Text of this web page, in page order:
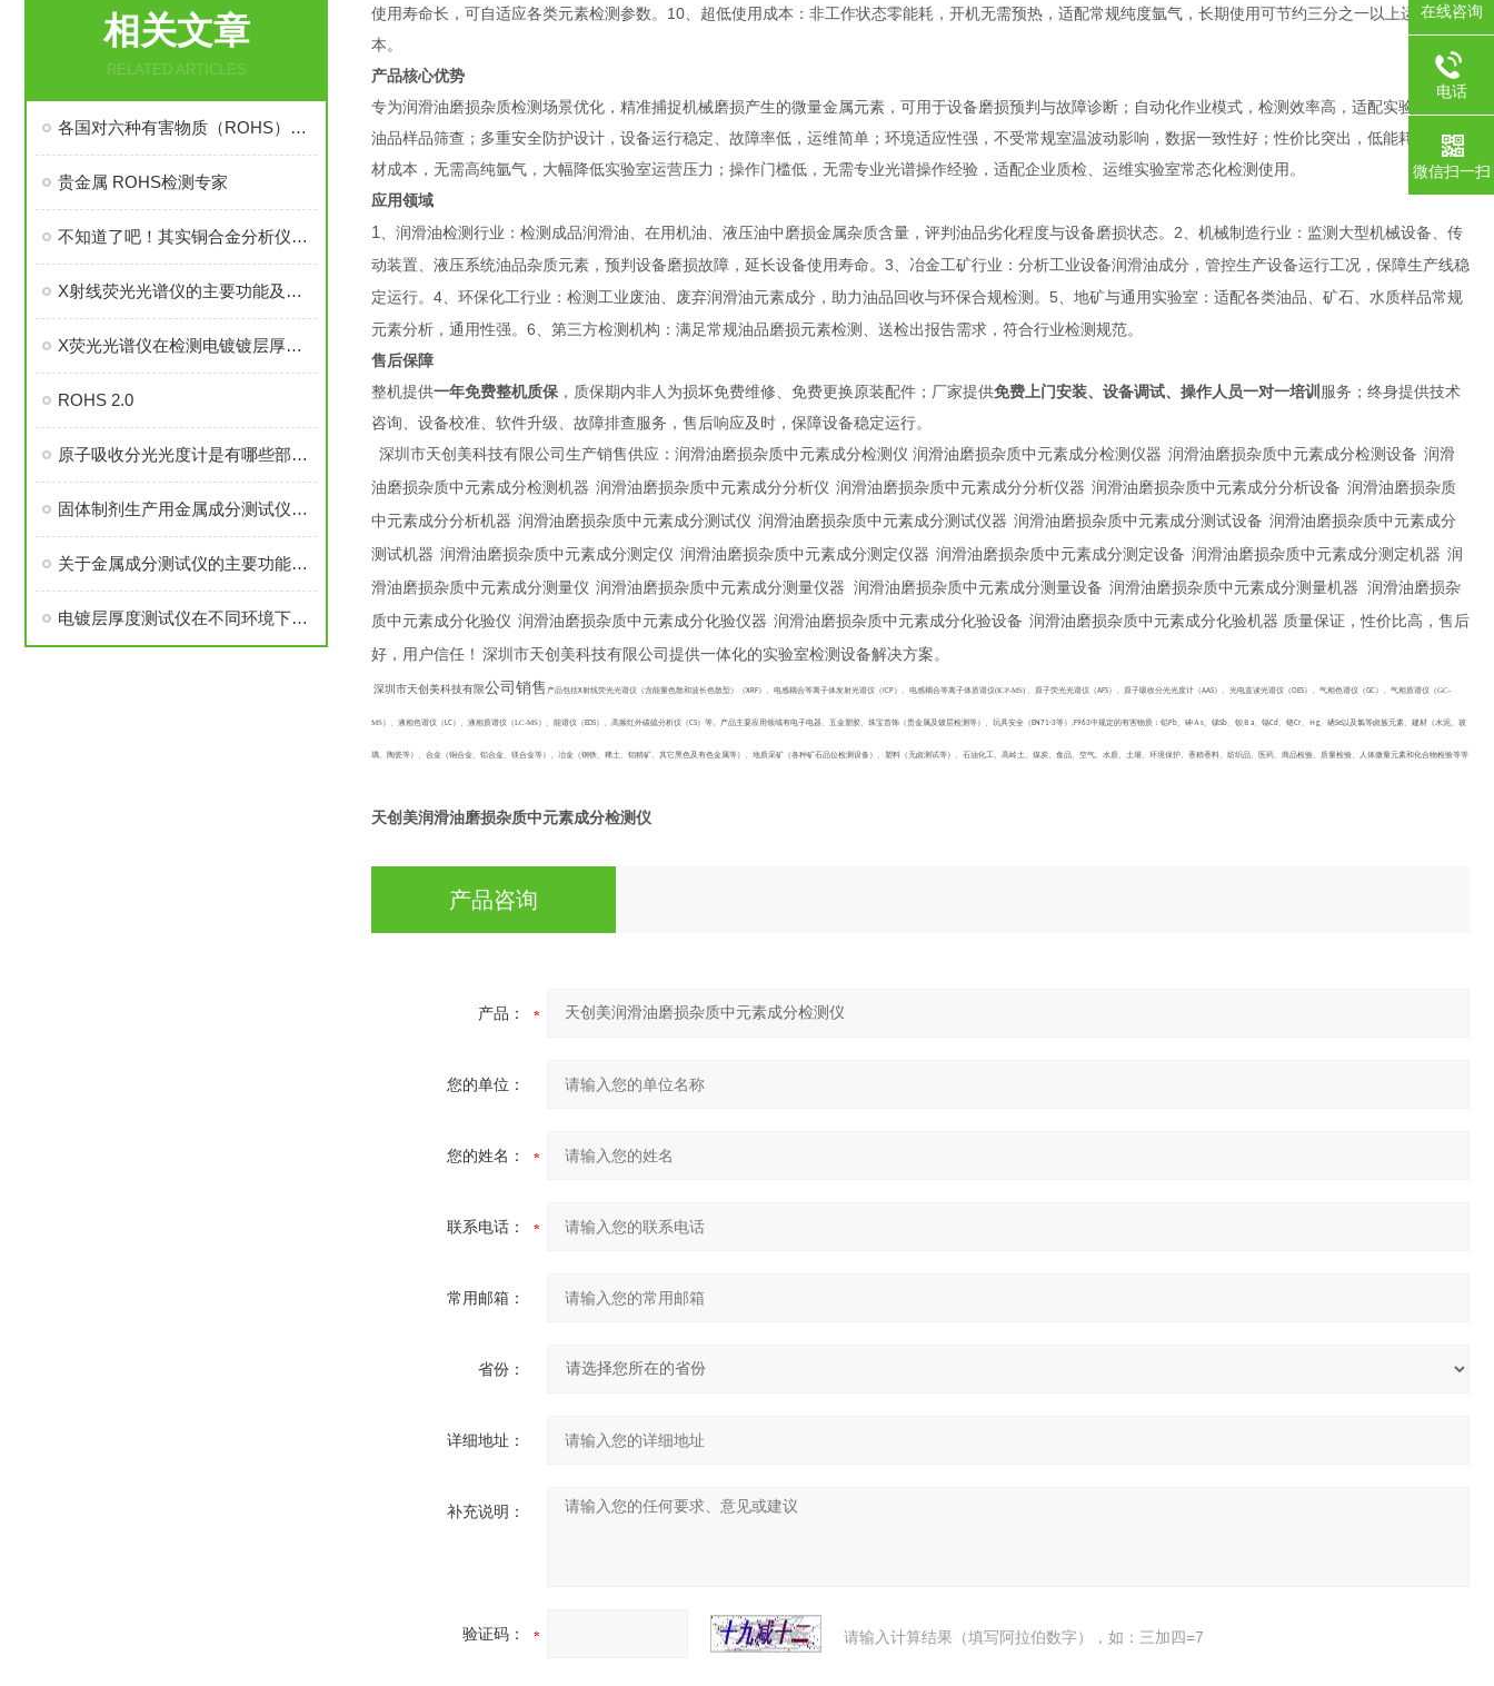
相关文章
RELATED ARTICLES
各国对六种有害物质（ROHS）的限值
贵金属 ROHS检测专家
不知道了吧！其实铜合金分析仪的使用方法很简单
X射线荧光光谱仪的主要功能及应用范围介绍
X荧光光谱仪在检测电镀镀层厚度方面的优势
ROHS 2.0
原子吸收分光光度计是有哪些部分组成的？
固体制剂生产用金属成分测试仪的工作原理及应用探讨
关于金属成分测试仪的主要功能及其优点这篇文章为你详细盘点
电镀层厚度测试仪在不同环境下误差分析
使用寿命长，可自适应各类元素检测参数。 10、超低使用成本：非工作状态零能耗，开机无需预热，适配常规纯度氩气，长期使用可节约三分之一以上运营成
本。
产品核心优势
专为润滑油磨损杂质检测场景优化，精准捕捉机械磨损产生的微量金属元素，可用于设备磨损预判与故障诊断；自动化作业模式，检测效率高，适配实验室批量
油品样品筛查；多重安全防护设计，设备运行稳定、故障率低，运维简单；环境适应性强，不受常规室温波动影响，数据一致性好；性价比突出，低能耗、低耗
材成本，无需高纯氩气，大幅降低实验室运营压力；操作门槛低，无需专业光谱操作经验，适配企业质检、运维实验室常态化检测使用。
应用领域
1 、润滑油检测行业：检测成品润滑油、在用机油、液压油中磨损金属杂质含量，评判油品劣化程度与设备磨损状态。 2、机械制造行业：监测大型机械设备、传
动装置、液压系统油品杂质元素，预判设备磨损故障，延长设备使用寿命。 3、冶金工矿行业：分析工业设备润滑油成分，管控生产设备运行工况，保障生产线稳
定运行。 4、环保化工行业：检测工业废油、废弃润滑油元素成分，助力油品回收与环保合规检测。 5、地矿与通用实验室：适配各类油品、矿石、水质样品常规
元素分析，通用性强。 6、第三方检测机构：满足常规油品磨损元素检测、送检出报告需求，符合行业检测规范。
售后保障
整机提供一年免费整机质保 ，质保期内非人为损坏免费维修、免费更换原装配件；厂家提供免费上门安装、设备调试、操作人员一对一培训 服务；终身提供技术
咨询、设备校准、软件升级、故障排查服务，售后响应及时，保障设备稳定运行。
深圳市天创美科技有限公司生产销售供应：润滑油磨损杂质中元素成分检测仪 润滑油磨损杂质中元素成分检测仪器 润滑油磨损杂质中元素成分检测设备 润滑
油磨损杂质中元素成分检测机器 润滑油磨损杂质中元素成分分析仪 润滑油磨损杂质中元素成分分析仪器 润滑油磨损杂质中元素成分分析设备 润滑油磨损杂质
中元素成分分析机器 润滑油磨损杂质中元素成分测试仪 润滑油磨损杂质中元素成分测试仪器 润滑油磨损杂质中元素成分测试设备 润滑油磨损杂质中元素成分
测试机器 润滑油磨损杂质中元素成分测定仪 润滑油磨损杂质中元素成分测定仪器 润滑油磨损杂质中元素成分测定设备 润滑油磨损杂质中元素成分测定机器 润
滑油磨损杂质中元素成分测量仪 润滑油磨损杂质中元素成分测量仪器 润滑油磨损杂质中元素成分测量设备 润滑油磨损杂质中元素成分测量机器 润滑油磨损杂
质中元素成分化验仪 润滑油磨损杂质中元素成分化验仪器 润滑油磨损杂质中元素成分化验设备 润滑油磨损杂质中元素成分化验机器 质量保证，性价比高，售后
好，用户信任！ 深圳市天创美科技有限公司提供一体化的实验室检测设备解决方案。
深圳市天创美科技有限公司销售 产品包括X射线荧光光谱仪（含能量色散和波长色散型）（XRF）、电感耦合等离子体发射光谱仪（ ICP）、 电感耦合等离子体质谱仪(ICP-MS) 、原子荧光光谱仪（AFS）、原子吸收分光光度计（AAS）、光电直读光谱仪（OES）、气相色谱仪（GC）、气相质谱仪（GC-
MS）、液相色谱仪（ LC）、液相质谱仪（LC-MS）、能谱仪（ EDS）、高频红外碳硫分析仪（CS）等。产品主要应用领域有电子电器、五金塑胶、珠宝首饰（贵金属及镀层检测等）、玩具安全（ EN71-3等） ,F963中规定的有害物质：铅Pb、砷Ａs、锑Sb、钡Ｂa、镉Cd 、铬Cr、Ｈ g、硒Se以及氯等卤族元素、建材（水泥、玻
璃、陶瓷等）、合金（铜合金、铝合金、镁合金等）、冶金（钢铁、稀土、钼精矿、其它黑色及有色金属等）、地质采矿（各种矿石品位检测设备）、塑料（无卤测试等）、石油化工、高岭土、煤炭、食品、空气、水质、土壤、环境保护、 香精香料、纺织品、医药、 商品检验、质量检验、人体微量元素和化合物检验等等
天创美润滑油磨损杂质中元素成分检测仪
产品咨询
产品：
您的单位：
您的姓名：
联系电话：
常用邮箱：
省份：
详细地址：
补充说明：
验证码： 请输入计算结果（填写阿拉伯数字），如：三加四=7
在线咨询
电话
微信扫一扫